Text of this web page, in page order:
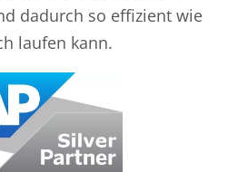
dadurch so effizient wie
laufen kann.